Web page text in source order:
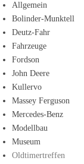
Allgemein
Bolinder-Munktell
Deutz-Fahr
Fahrzeuge
Fordson
John Deere
Kullervo
Massey Ferguson
Mercedes-Benz
Modellbau
Museum
Oldtimertreffen